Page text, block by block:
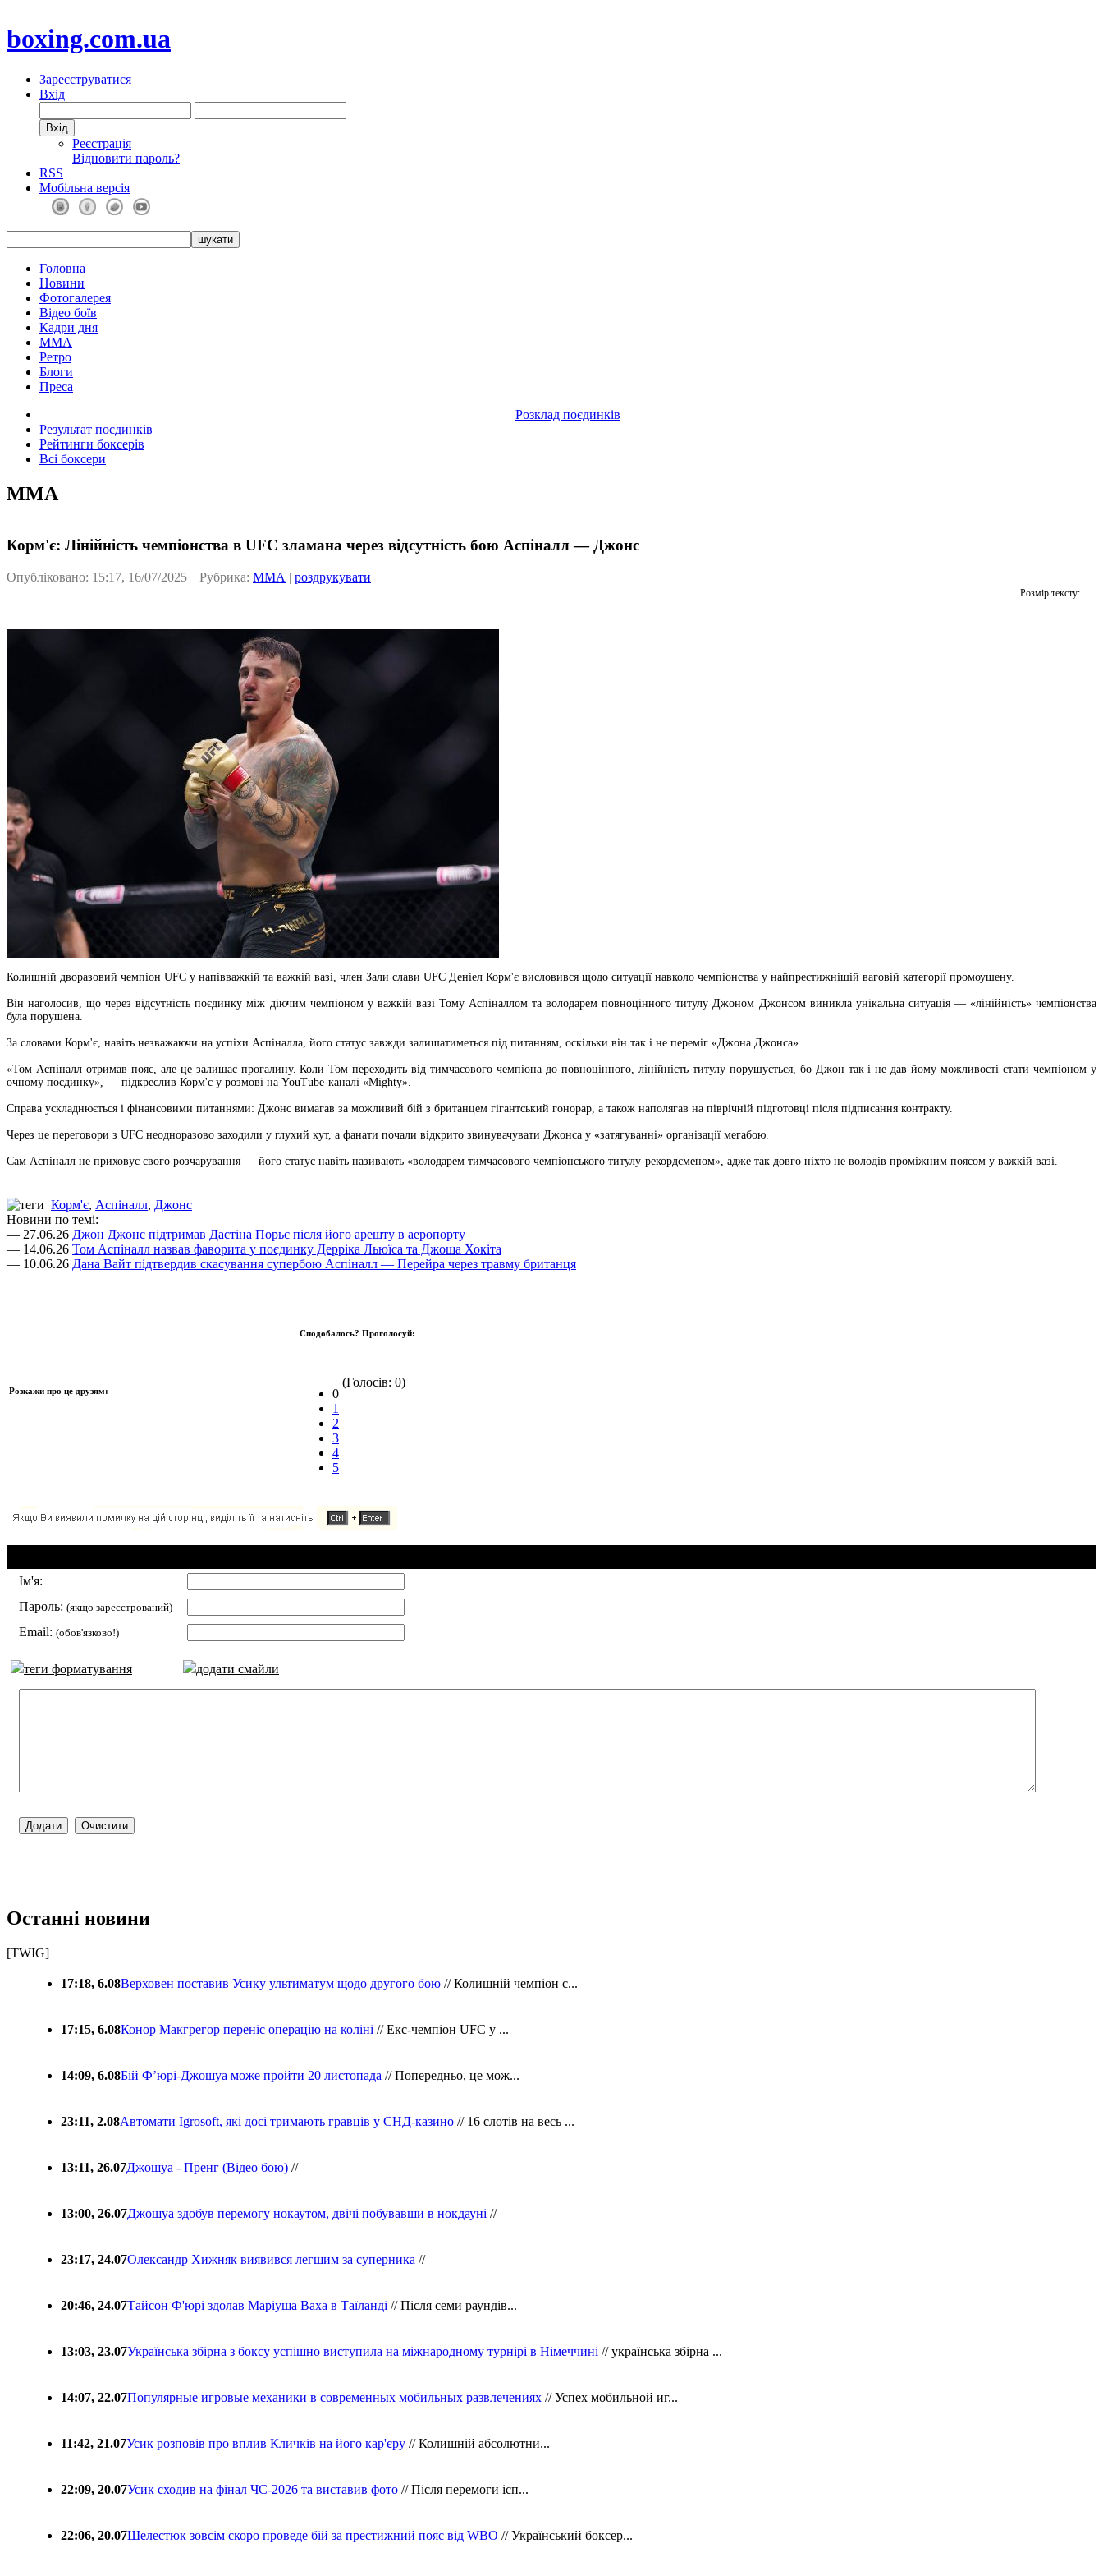
boxing.com.ua
Зареєструватися
Вхід
Реєстрація
Відновити пароль?
RSS
Мобільна версія
Головна
Новини
Фотогалерея
Відео боїв
Кадри дня
ММА
Ретро
Блоги
Преса
Розклад поєдинків
Результат поєдинків
Рейтинги боксерів
Всі боксери
ММА
Корм'є: Лінійність чемпіонства в UFC зламана через відсутність бою Аспіналл — Джонс
Опубліковано: 15:17, 16/07/2025 | Рубрика: ММА | роздрукувати
Розмір тексту:
Колишній дворазовий чемпіон UFC у напівважкій та важкій вазі, член Зали слави UFC Деніел Корм'є висловився щодо ситуації навколо чемпіонства у найпрестижнішій ваговій категорії промоушену.
Він наголосив, що через відсутність поєдинку між діючим чемпіоном у важкій вазі Тому Аспіналлом та володарем повноцінного титулу Джоном Джонсом виникла унікальна ситуація — «лінійність» чемпіонства
була порушена.
За словами Корм'є, навіть незважаючи на успіхи Аспіналла, його статус завжди залишатиметься під питанням, оскільки він так і не переміг «Джона Джонса».
«Том Аспіналл отримав пояс, але це залишає прогалину. Коли Том переходить від тимчасового чемпіона до повноцінного, лінійність титулу порушується, бо Джон так і не дав йому можливості стати чемпіоном у
очному поєдинку», — підкреслив Корм'є у розмові на YouTube-каналі «Mighty».
Справа ускладнюється і фінансовими питаннями: Джонс вимагав за можливий бій з британцем гігантський гонорар, а також наполягав на піврічній підготовці після підписання контракту.
Через це переговори з UFC неодноразово заходили у глухий кут, а фанати почали відкрито звинувачувати Джонса у «затягуванні» організації мегабою.
Сам Аспіналл не приховує свого розчарування — його статус навіть називають «володарем тимчасового чемпіонського титулу-рекордсменом», адже так довго ніхто не володів проміжним поясом у важкій вазі.
Корм'є, Аспіналл, Джонс
Новини по темі:
— 27.06.26 Джон Джонс підтримав Дастіна Порьє після його арешту в аеропорту
— 14.06.26 Том Аспіналл назвав фаворита у поєдинку Дерріка Льюїса та Джоша Хокіта
— 10.06.26 Дана Вайт підтвердив скасування супербою Аспіналл — Перейра через травму британця
Розкажи про це друзям:
Сподобалось? Проголосуй:
0
1
2
3
4
5
(Голосів: 0)
Ім'я:
Пароль: (якщо зареєстрований)
Email: (обов'язково!)
теги форматування додати смайли
Останні новини
[TWIG]
17:18, 6.08Верховен поставив Усику ультиматум щодо другого бою // Колишній чемпіон с...
17:15, 6.08Конор Макгрегор переніс операцію на коліні // Екс-чемпіон UFC у ...
14:09, 6.08Бій Ф’юрі-Джошуа може пройти 20 листопада // Попередньо, це мож...
23:11, 2.08Автомати Igrosoft, які досі тримають гравців у СНД-казино // 16 слотів на весь ...
13:11, 26.07Джошуа - Пренг (Відео бою) //
13:00, 26.07Джошуа здобув перемогу нокаутом, двічі побувавши в нокдауні //
23:17, 24.07Олександр Хижняк виявився легшим за суперника //
20:46, 24.07Тайсон Ф'юрі здолав Маріуша Ваха в Таїланді // Після семи раундів...
13:03, 23.07Українська збірна з боксу успішно виступила на міжнародному турнірі в Німеччині // українська збірна ...
14:07, 22.07Популярные игровые механики в современных мобильных развлечениях // Успех мобильной иг...
11:42, 21.07Усик розповів про вплив Кличків на його кар'єру // Колишній абсолютни...
22:09, 20.07Усик сходив на фінал ЧС-2026 та виставив фото // Після перемоги ісп...
22:06, 20.07Шелестюк зовсім скоро проведе бій за престижний пояс від WBO // Український боксер...